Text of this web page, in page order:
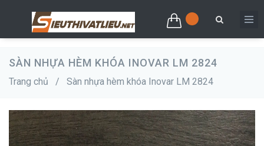
SÀN NHỰA HÈM KHÓA INOVAR LM 2824
Trang chủ / Sàn nhựa hèm khóa Inovar LM 2824